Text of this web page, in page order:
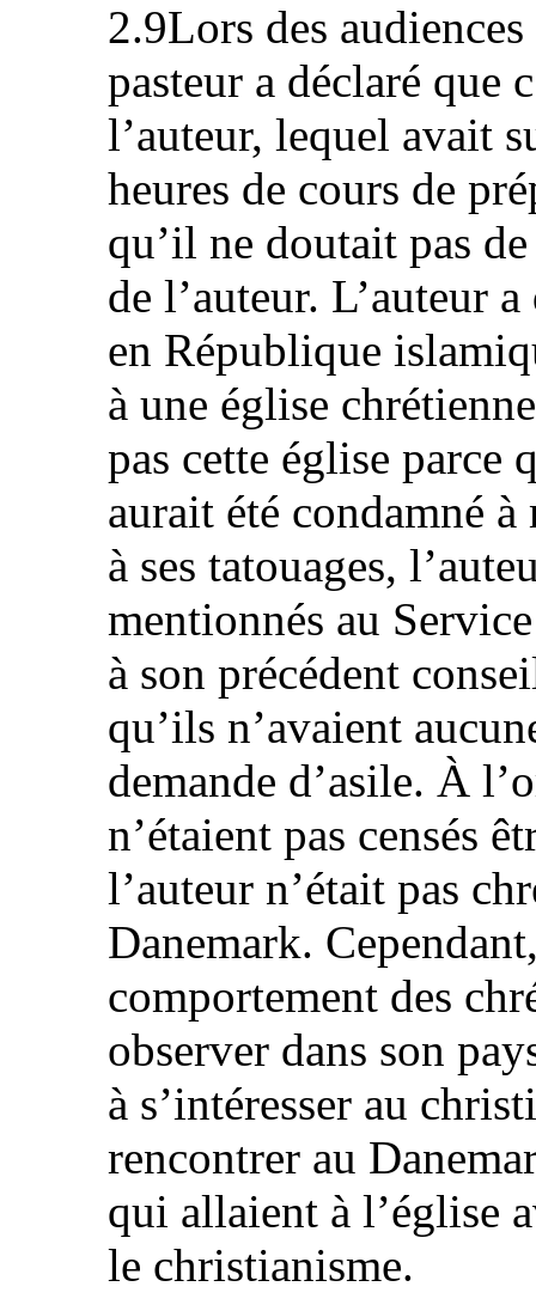
2.9Lors des
pasteur a déclaré que
l’auteur, lequel avait
heures de cours de
qu’il ne doutait pas
de l’auteur. L’auteur
en République
à une église
pas cette église parce
aurait été condamné
à ses tatouages,
mentionnés au
à son précédent
qu’ils n’avaient
demande d’asile. À
n’étaient pas censés
l’auteur n’était pas
Danemark.
comportement des
observer dans son
à s’intéresser au
rencontrer au
qui allaient à l’église
le christianisme.